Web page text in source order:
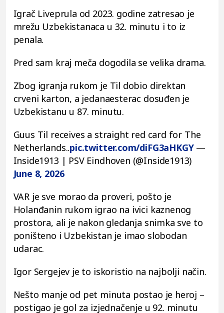
Igrač Liveprula od 2023. godine zatresao je
mrežu Uzbekistanaca u 32. minutu i to iz
penala.
Pred sam kraj meča dogodila se velika drama.
Zbog igranja rukom je Til dobio direktan
crveni karton, a jedanaesterac dosuđen je
Uzbekistanu u 87. minutu.
Guus Til receives a straight red card for The
Netherlands..pic.twitter.com/diFG3aHKGY—
Inside1913 | PSV Eindhoven (@Inside1913)
June 8, 2026
VAR je sve morao da proveri, pošto je
Holanđanin rukom igrao na ivici kaznenog
prostora, ali je nakon gledanja snimka sve to
poništeno i Uzbekistan je imao slobodan
udarac.
Igor Sergejev je to iskoristio na najbolji način.
Nešto manje od pet minuta postao je heroj –
postigao je gol za izjednačenje u 92. minutu